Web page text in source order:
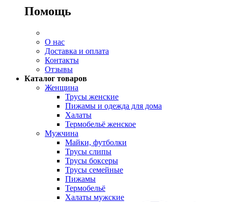
Помощь
О нас
Доставка и оплата
Контакты
Отзывы
Каталог товаров
Женщина
Трусы женские
Пижамы и одежда для дома
Халаты
Термобельё женское
Мужчина
Майки, футболки
Трусы слипы
Трусы боксеры
Трусы семейные
Пижамы
Термобельё
Халаты мужские